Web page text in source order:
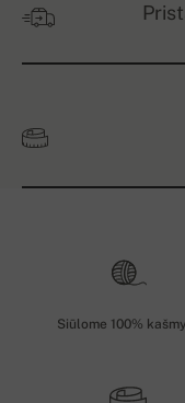
Siūlome 100%